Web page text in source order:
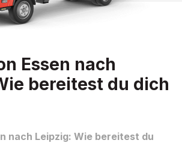
Essen nach
bereitest du dich
nach Leipzig: Wie bereitest du